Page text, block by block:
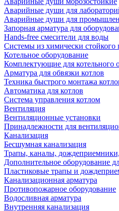
Аварийные души для
Аварийные души для
Запорная арматура для
Hands-free смесители для воды
Системы из химически стойкого
Котельное оборудование
Комплектующие для котельного
Арматура для обвязки котлов
Техника быстрого монтажа
Автоматика для котлов
Система управления котлом
Вентиляция
Вентиляционные установки
Принадлежности для
Канализация
Бесшумная канализация
Трапы, каналы,
Дополнительное оборудование
Пластиковые трапы и
Канализационная арматура
Противопожарное оборудование
Водосливная арматура
Внутренняя канализация